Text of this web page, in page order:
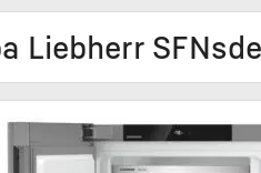
Liebherr